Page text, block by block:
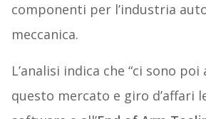
componenti per l’industria
meccanica.
L’analisi indica che “ci sono
questo mercato e giro d’affari